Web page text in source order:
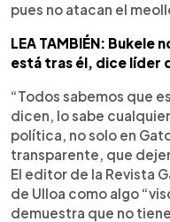
pues no atacan el
LEA TAMBIÉN: Bukele
está tras él, dice líder
“Todos sabemos que
dicen, lo sabe
política, no solo en
transparente, que
El editor de la Revista
de Ulloa como algo
demuestra que no